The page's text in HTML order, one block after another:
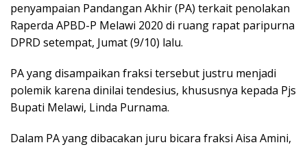
penyampaian Pandangan Akhir (PA) terkait penolakan
Raperda APBD-P Melawi 2020 di ruang rapat paripurna
DPRD setempat, Jumat (9/10) lalu.
PA yang disampaikan fraksi tersebut justru menjadi
polemik karena dinilai tendesius, khususnya kepada Pjs
Bupati Melawi, Linda Purnama.
Dalam PA yang dibacakan juru bicara fraksi Aisa Amini,